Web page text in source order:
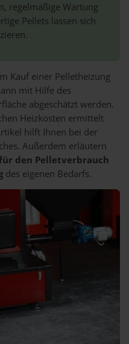
regelmäßige Wartung
Pellets lassen sich
Kauf einer Pelletheizung
mit Hilfe des
abgeschätzt werden.
Heizkosten ermittelt
hilft Ihnen bei der
Außerdem erläutern
den Pelletverbrauch
des eigenen Bedarfs.